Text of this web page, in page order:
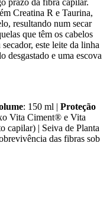
Creatina R e Taurina,
resultando num secar
que têm os cabelos
este leite da linha
desgastado e uma escova
: 150 ml | Proteção
Vita Ciment® e Vita
capilar) | Seiva de Planta
das fibras sob